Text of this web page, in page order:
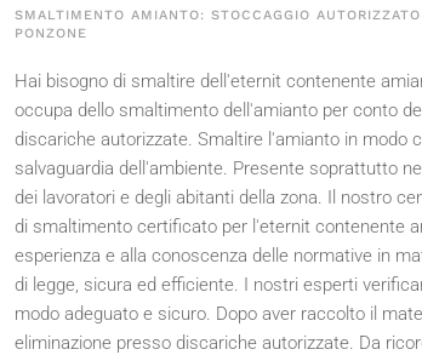
SMALTIMENTO AMIANTO: STOCCAGGIO
PONZONE
Hai bisogno di smaltire dell'eternit contenente
occupa dello smaltimento dell'amianto per conto
discariche autorizzate. Smaltire l'amianto in modo
salvaguardia dell'ambiente. Presente soprattutto
dei lavoratori e degli abitanti della zona. Il nostro
di smaltimento certificato per l'eternit contenente
esperienza e alla conoscenza delle normative in
di legge, sicura ed efficiente. I nostri esperti
modo adeguato e sicuro. Dopo aver raccolto il
eliminazione presso discariche autorizzate. Da